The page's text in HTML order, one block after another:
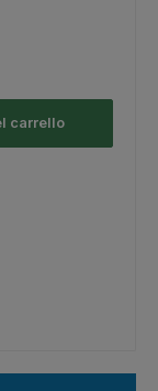
carrello